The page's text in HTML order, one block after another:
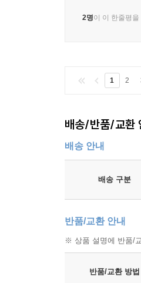
2명이 이 한줄평을
1 2
배송/반품/교환
배송 안내
배송 구분
반품/교환 안내
※ 상품 설명에 반품/
반품/교환 방법